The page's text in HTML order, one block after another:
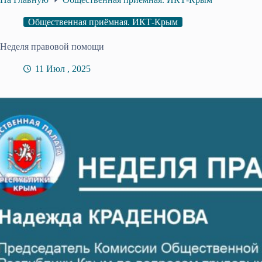
Общественная приёмная. ИКТ-Крым
Неделя правовой помощи
11 Июл , 2025